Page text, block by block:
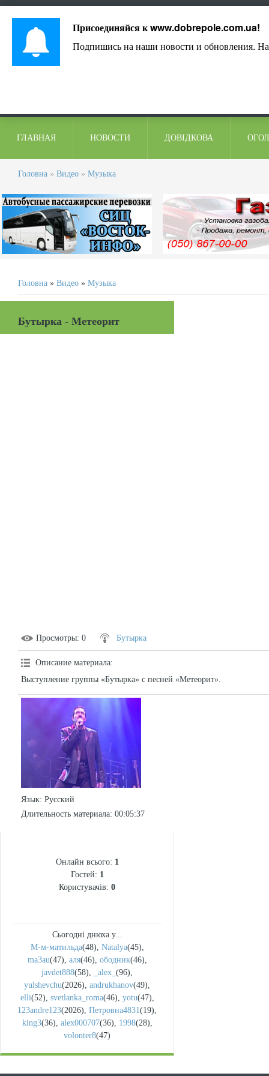
ГЛАВНАЯ НОВОСТИ ДОВІДКОВА
Головна » Видео » Музыка
Головна » Видео » Музыка
Бутырка - Метеорит
Просмотры: 0 Бутырка
Описание материала:
Выступление группы «Бутырка» с песней «Метеорит».
Язык: Русский
Длительность материала: 00:05:37
Онлайн всього: 1
Гостей: 1
Користувачів: 0
Сьогодні днюха у...
М-м-матильда(48), Natalya(45),
ma3au(47), аля(46), ободник(46),
javdet888(58), _alex_ (96),
yulshevchu(2026), andrukhanov(49),
elli(52), svetlanka_roma(46), yotu(47),
123andre123(2026), Петровна4831(19),
king3(36), alex000707(36), 1998(28),
volonter8(47)
Присоединяйся кwww.dobrepole.com.ua!
Подпишись на наши новости и обновления.